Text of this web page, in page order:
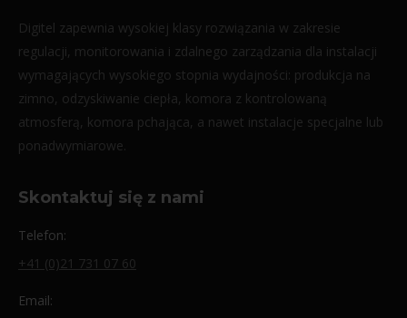
Digitel zapewnia wysokiej klasy rozwiązania w zakresie
regulacji, monitorowania i zdalnego zarządzania dla instalacji
wymagających wysokiego stopnia wydajności: produkcja na
zimno, odzyskiwanie ciepła, komora z kontrolowaną
atmosferą, komora pchająca, a nawet instalacje specjalne lub
ponadwymiarowe.
Skontaktuj się z nami
Telefon:
+41 (0)21 731 07 60
Email: